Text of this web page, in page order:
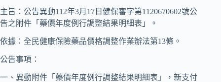
主旨：公告異動112年3月17日健保審字第1120670602號公
告之附件「藥價年度例行調整結果明細表」。
依據：全民健康保險藥品價格調整作業辦法第13條。
公告事項：
一、異動附件「藥價年度例行調整結果明細表」，新支付